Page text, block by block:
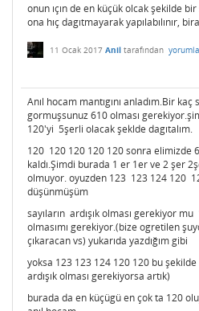
onun ıçın de en küçük olcak şekilde
ona hıç dagıtmayarak yapılabılınır,
11 Ocak 2017 Anil tarafından
Anıl hocam mantıgını anladım.Bir
gormuşsunuz 610 olması
120'yi 5şerli olacak şeklde dagıtalım.
120 120 120 120 120 sonra elimizde
kaldı.Şimdi burada 1 er 1er ve 2 şer
olmuyor. oyuzden 123 123 124 120
düşünmüşüm
sayıların ardışık olması gerekiyor
olmasımı gerekiyor.(bize ogretilen
çıkaracan vs) yukarıda yazdığım gibi
yoksa 123 123 124 120 120 bu şekilde
ardışık olması gerekiyorsa artık)
burada da en küçügü en çok ta 120